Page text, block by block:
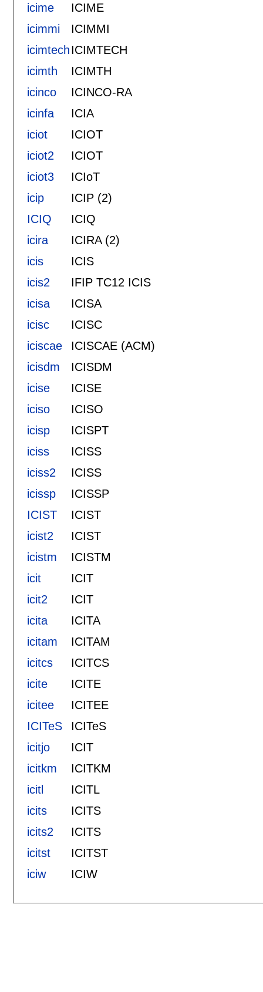
icime
ICIME
icimmi
ICIMMI
icimtechICIMTECH
icimth
ICIMTH
icinco
ICINCO-RA
icinfa
ICIA
iciot
ICIOT
iciot2
ICIOT
iciot3
ICIoT
icip
ICIP (2)
ICIQ
ICIQ
icira
ICIRA (2)
icis
ICIS
icis2
IFIP TC12 ICIS
icisa
ICISA
icisc
ICISC
iciscae
ICISCAE (ACM)
icisdm
ICISDM
icise
ICISE
iciso
ICISO
icisp
ICISPT
iciss
ICISS
iciss2
ICISS
icissp
ICISSP
ICIST
ICIST
icist2
ICIST
icistm
ICISTM
icit
ICIT
icit2
ICIT
icita
ICITA
icitam
ICITAM
icitcs
ICITCS
icite
ICITE
icitee
ICITEE
ICITeS
ICITeS
icitjo
ICIT
icitkm
ICITKM
icitl
ICITL
icits
ICITS
icits2
ICITS
icitst
ICITST
iciw
ICIW